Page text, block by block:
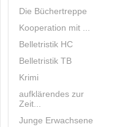
Die Büchertreppe
Kooperation mit ...
Belletristik HC
Belletristik TB
Krimi
aufklärendes zur
Zeit...
Junge Erwachsene